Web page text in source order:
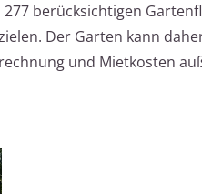
berücksichtigen
Der Garten kann
und Mietkosten